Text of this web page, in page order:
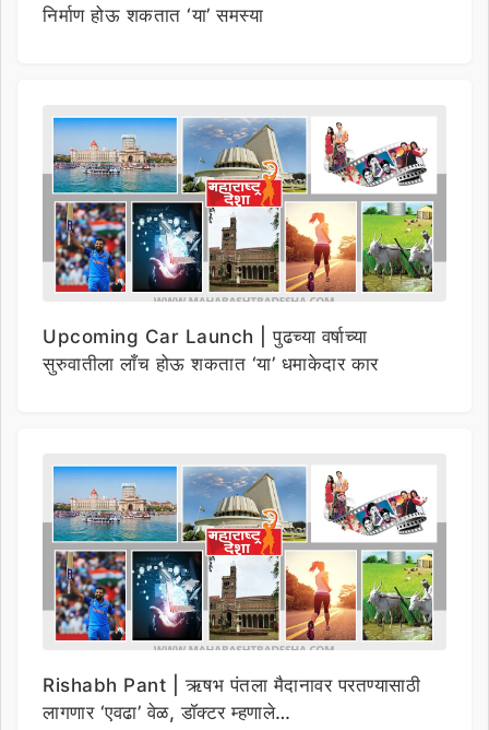
निर्माण होऊ शकतात ‘या’ समस्या
Upcoming Car Launch | पुढच्या वर्षाच्या
सुरुवातीला लाँच होऊ शकतात ‘या’ धमाकेदार कार
Rishabh Pant | ऋषभ पंतला मैदानावर परतण्यासाठी
लागणार ‘एवढा’ वेळ, डॉक्टर म्हणाले…